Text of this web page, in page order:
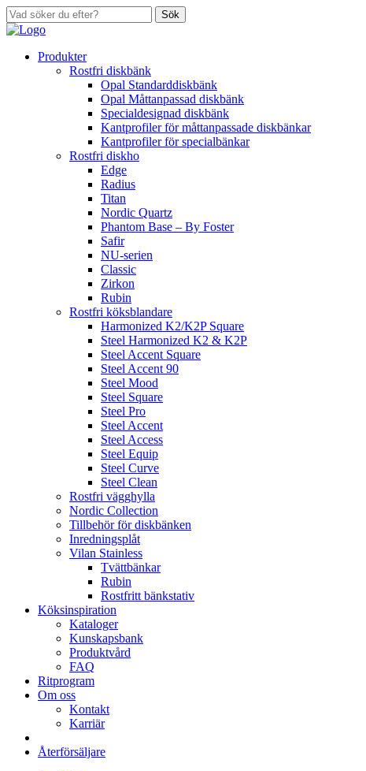
Sök
Produkter
Rostfri diskbänk
Opal Standarddiskbänk
Opal Måttanpassad diskbänk
Specialdesignad diskbänk
Kantprofiler för måttanpassade diskbänkar
Kantprofiler för specialbänkar
Rostfri diskho
Edge
Radius
Titan
Nordic Quartz
Phantom Base – By Foster
Safir
NU-serien
Classic
Zirkon
Rubin
Rostfri köksblandare
Harmonized K2/K2P Square
Steel Harmonized K2 & K2P
Steel Accent Square
Steel Accent 90
Steel Mood
Steel Square
Steel Pro
Steel Accent
Steel Access
Steel Equip
Steel Curve
Steel Clean
Rostfri vägghylla
Nordic Collection
Tillbehör för diskbänken
Inredningsplåt
Vilan Stainless
Tvättbänkar
Rubin
Rostfritt bänkstativ
Köksinspiration
Kataloger
Kunskapsbank
Produktvård
FAQ
Ritprogram
Om oss
Kontakt
Karriär
Återförsäljare